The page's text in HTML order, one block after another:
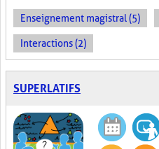
Enseignement magistral (5)
Interactions (2)
SUPERLATIFS